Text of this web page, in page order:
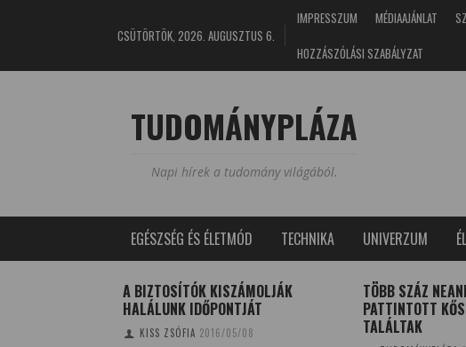
CSÜTÖRTÖK, 2026. AUGUSZTUS 6.
IMPRESSZUM MÉDIAAJÁNLAT
HOZZÁSZÓLÁSI SZABÁLYZAT
TUDOMÁNYPLÁZA
Napi hírek a tudomány világából.
EGÉSZSÉG ÉS ÉLETMÓD TECHNIKA UNIVERZUM
A BIZTOSÍTÓK KISZÁMOLJÁK
HALÁLUNK IDŐPONTJÁT
KISS ZSÓFIA 2016/05/08
TÖBB SZÁZ
PATTINTOTT
TALÁLTAK